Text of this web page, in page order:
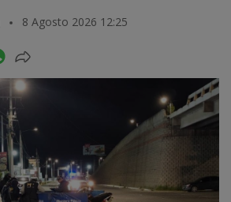
8 Agosto 2026 12:25